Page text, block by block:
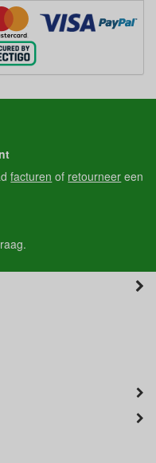
facturen of retourneer een